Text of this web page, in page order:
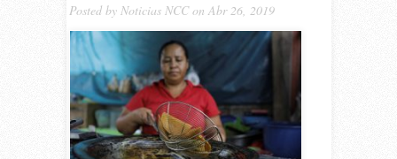
Posted by Noticias NCCon Abr 26, 2019